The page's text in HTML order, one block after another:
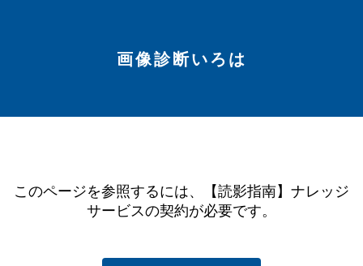
画像診断いろは
このページを参照するには、【読影指南】ナレッジ
サービスの契約が必要です。